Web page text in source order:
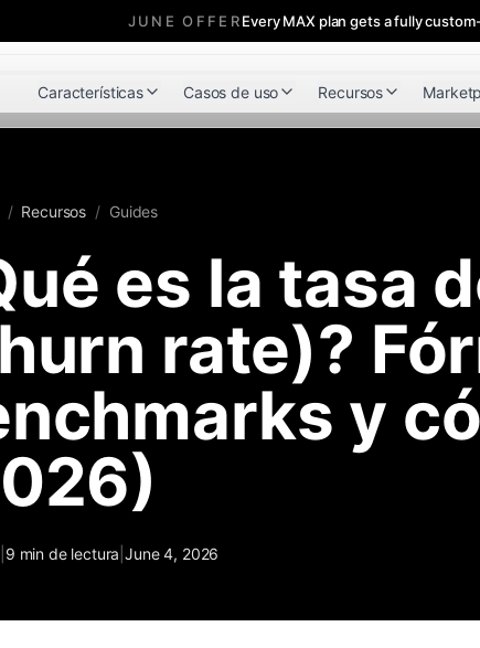
JUNE OFFEREvery MAX plan gets a fully
Características Casos de uso Recursos
/ Recursos / Guides
es la tasa
rate)?
y
9 min de lectura |June 4, 2026